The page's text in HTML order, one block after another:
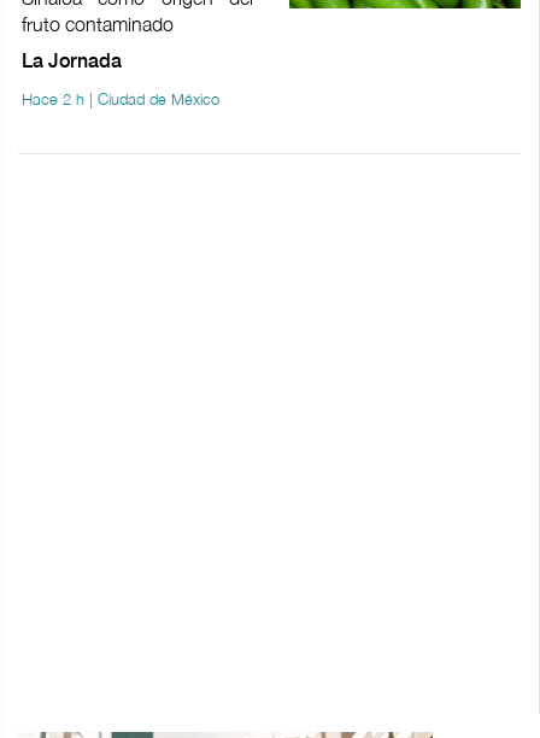
fruto contaminado
La Jornada
Hace 2 h | Ciudad de México